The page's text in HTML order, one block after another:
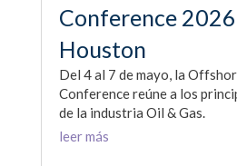
Conference
Houston
Del 4 al 7 de mayo, la
Conference reúne a los
de la industria Oil & Gas.
leer más